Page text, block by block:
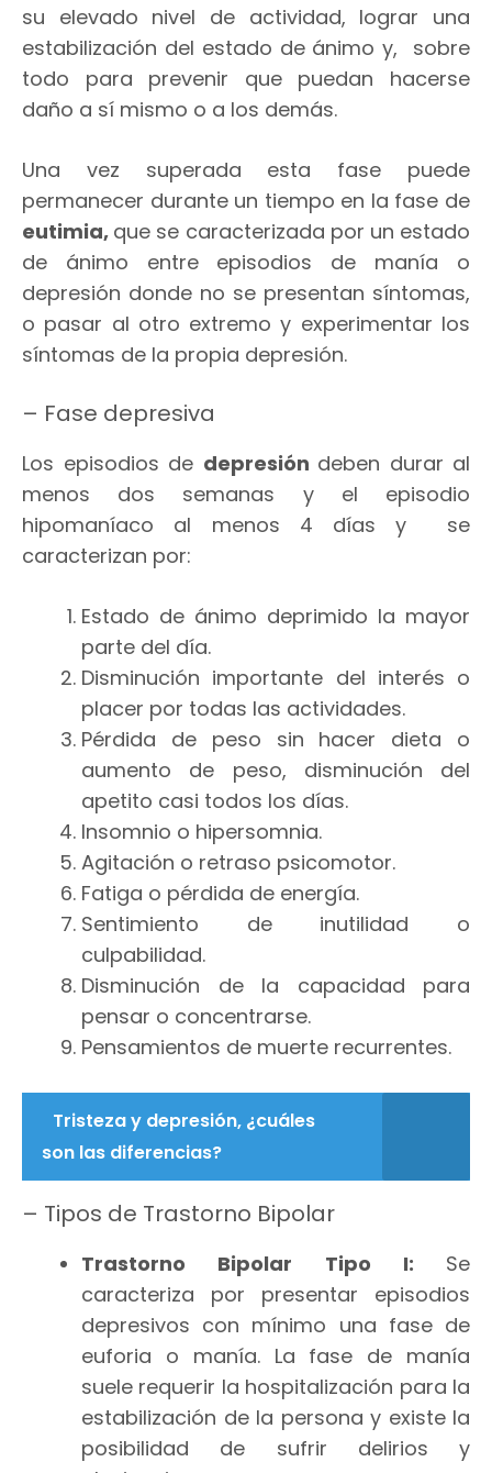
su elevado nivel de actividad, lograr una
estabilización del estado de ánimo y, sobre
todo para prevenir que puedan hacerse
daño a sí mismo o a los demás.
Una vez superada esta fase puede
permanecer durante un tiempo en la fase de
eutimia, que se caracterizada por un estado
de ánimo entre episodios de manía o
depresión donde no se presentan síntomas,
o pasar al otro extremo y experimentar los
síntomas de la propia depresión.
– Fase depresiva
Los episodios de depresión deben durar al
menos dos semanas y el episodio
hipomaníaco al menos 4 días y se
caracterizan por:
Estado de ánimo deprimido la mayor
parte del día.
Disminución importante del interés o
placer por todas las actividades.
Pérdida de peso sin hacer dieta o
aumento de peso, disminución del
apetito casi todos los días.
Insomnio o hipersomnia.
Agitación o retraso psicomotor.
Fatiga o pérdida de energía.
Sentimiento de inutilidad o
culpabilidad.
Disminución de la capacidad para
pensar o concentrarse.
Pensamientos de muerte recurrentes.
Tristeza y depresión, ¿cuáles
son las diferencias?
– Tipos de Trastorno Bipolar
Trastorno Bipolar Tipo I: Se
caracteriza por presentar episodios
depresivos con mínimo una fase de
euforia o manía. La fase de manía
suele requerir la hospitalización para la
estabilización de la persona y existe la
posibilidad de sufrir delirios y